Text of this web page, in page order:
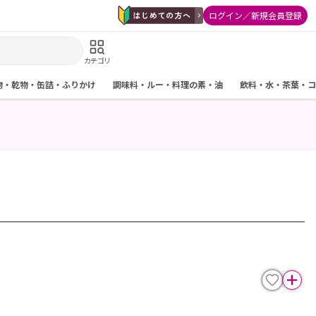
ログイン／新規会員登録
カテゴリ
・乾物・缶詰・ふりかけ 調味料・ルー・料理の素・油 飲料・水・茶葉・